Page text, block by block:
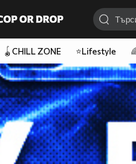
🪀CHILL ZONE ⭐Lifestyle